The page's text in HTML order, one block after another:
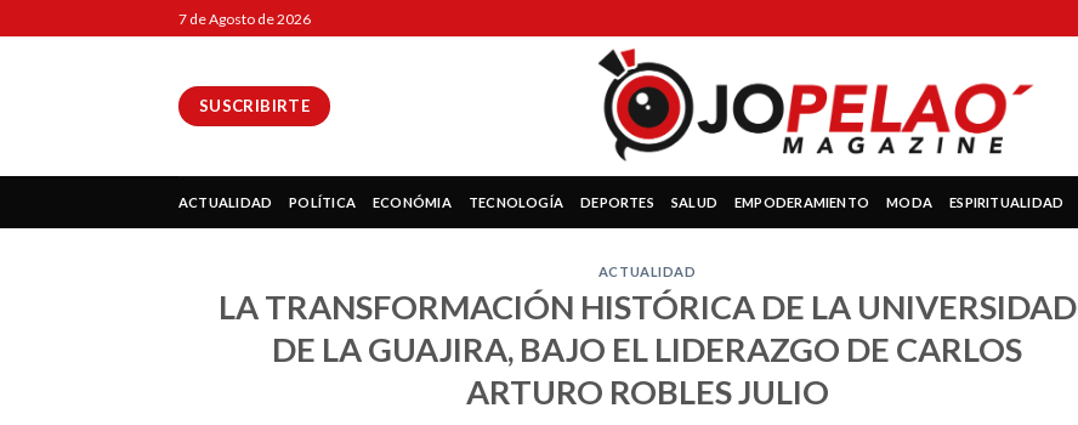
to
7 de Agosto de 2026
SUSCRIBIRTE
ACTUALIDAD POLÍTICA ECONÓMIA TECNOLOGÍA DEPORTES SALUD EMPODERAMIENTO MODA ESPIRITUALIDAD
ACTUALIDAD
LA TRANSFORMACIÓN HISTÓRICA DE LA UNIVERSIDAD
DE LA GUAJIRA, BAJO EL LIDERAZGO DE CARLOS
ARTURO ROBLES JULIO